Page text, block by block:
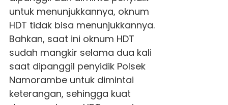
untuk menunjukkannya, oknum
HDT tidak bisa menunjukkannya.
Bahkan, saat ini oknum HDT
sudah mangkir selama dua kali
saat dipanggil penyidik Polsek
Namorambe untuk dimintai
keterangan, sehingga kuat